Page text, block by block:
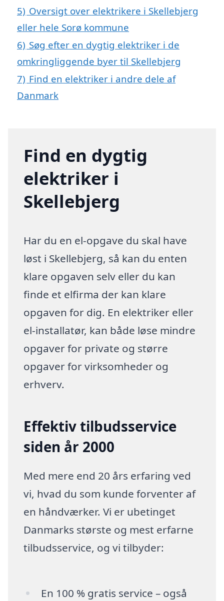
5) Oversigt over elektrikere i Skellebjerg
eller hele Sorø kommune
6) Søg efter en dygtig elektriker i de
omkringliggende byer til Skellebjerg
7) Find en elektriker i andre dele af
Danmark
Find en dygtig
elektriker i
Skellebjerg
Har du en el-opgave du skal have
løst i Skellebjerg, så kan du enten
klare opgaven selv eller du kan
finde et elfirma der kan klare
opgaven for dig. En elektriker eller
el-installatør, kan både løse mindre
opgaver for private og større
opgaver for virksomheder og
erhverv.
Effektiv tilbudsservice
siden år 2000
Med mere end 20 års erfaring ved
vi, hvad du som kunde forventer af
en håndværker. Vi er ubetinget
Danmarks største og mest erfarne
tilbudsservice, og vi tilbyder:
En 100 % gratis service – også